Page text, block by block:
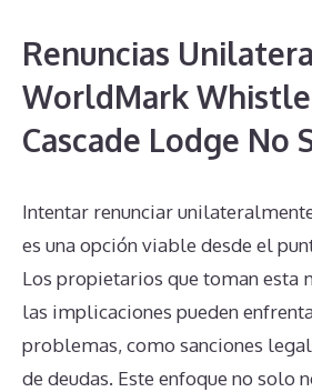
Renuncias
WorldMark
Cascade Lodge No
Intentar renunciar
es una opción viable desde el
Los propietarios que toman esta
las implicaciones pueden
problemas, como sanciones
de deudas. Este enfoque no solo